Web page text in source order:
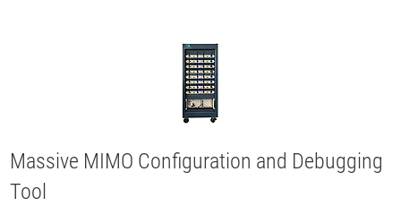
Massive MIMO Configuration and Debugging
Tool